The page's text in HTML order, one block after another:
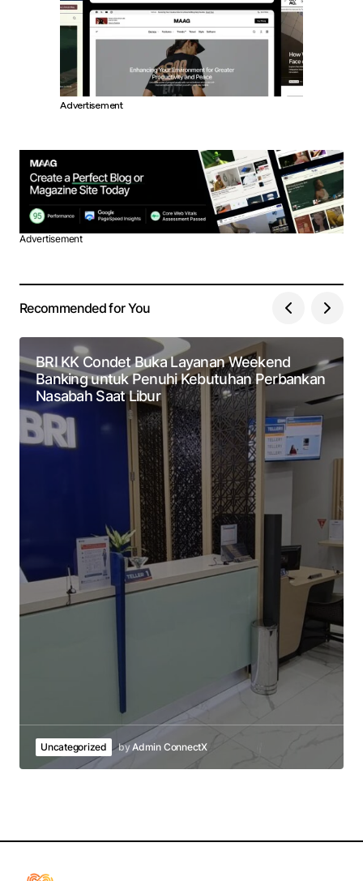
Advertisement
Advertisement
Recommended for You
BRI KK Condet Buka Layanan Weekend
Banking untuk Penuhi Kebutuhan Perbankan
Nasabah Saat Libur
Uncategorized by Admin ConnectX